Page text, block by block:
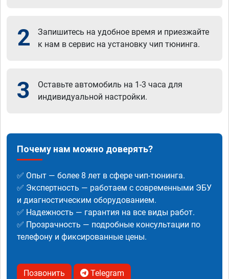
2
Запишитесь на удобное время и приезжайте
к нам в сервис на установку чип тюнинга.
3
Оставьте автомобиль на 1-3 часа для
индивидуальной настройки.
Почему нам можно доверять?
✅ Опыт — более 8 лет в сфере чип-тюнинга.
✅ Экспертность — работаем с современными ЭБУ
и диагностическим оборудованием.
✅ Надежность — гарантия на все виды работ.
✅ Прозрачность — подробные консультации по
телефону и фиксированные цены.
Позвонить Telegram